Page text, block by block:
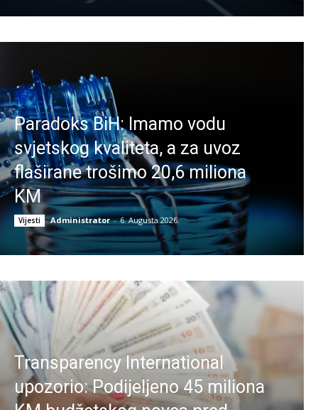
Paradoks BiH: Imamo vodu
svjetskog kvaliteta, a za uvoz
flaširane trošimo 20,6 miliona
KM
Vijesti Administrator - 6. Augusta 2026.
Transparency International
upozorio: Podijeljeno 45 miliona